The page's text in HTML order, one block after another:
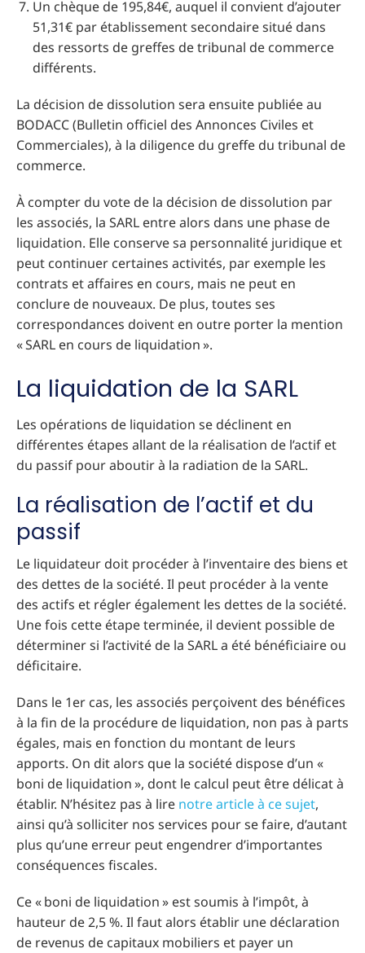
Un chèque de 195,84€, auquel il convient d’ajouter
51,31€ par établissement secondaire situé dans
des ressorts de greffes de tribunal de commerce
différents.
La décision de dissolution sera ensuite publiée au
BODACC (Bulletin officiel des Annonces Civiles et
Commerciales), à la diligence du greffe du tribunal de
commerce.
À compter du vote de la décision de dissolution par
les associés, la SARL entre alors dans une phase de
liquidation. Elle conserve sa personnalité juridique et
peut continuer certaines activités, par exemple les
contrats et affaires en cours, mais ne peut en
conclure de nouveaux. De plus, toutes ses
correspondances doivent en outre porter la mention
« SARL en cours de liquidation ».
La liquidation de la SARL
Les opérations de liquidation se déclinent en
différentes étapes allant de la réalisation de l’actif et
du passif pour aboutir à la radiation de la SARL.
La réalisation de l’actif et du
passif
Le liquidateur doit procéder à l’inventaire des biens et
des dettes de la société. Il peut procéder à la vente
des actifs et régler également les dettes de la société.
Une fois cette étape terminée, il devient possible de
déterminer si l’activité de la SARL a été bénéficiaire ou
déficitaire.
Dans le 1er cas, les associés perçoivent des bénéfices
à la fin de la procédure de liquidation, non pas à parts
égales, mais en fonction du montant de leurs
apports. On dit alors que la société dispose d’un «
boni de liquidation », dont le calcul peut être délicat à
établir. N’hésitez pas à lire notre article à ce sujet,
ainsi qu’à solliciter nos services pour se faire, d’autant
plus qu’une erreur peut engendrer d’importantes
conséquences fiscales.
Ce « boni de liquidation » est soumis à l’impôt, à
hauteur de 2,5 %. Il faut alors établir une déclaration
de revenus de capitaux mobiliers et payer un